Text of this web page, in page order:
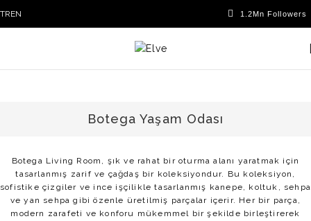
TREN
Botega Yaşam Odası
Botega Living Room, şık ve rahat bir oturma alanı yaratmak için
tasarlanmış zarif ve çağdaş bir koleksiyondur. Bu koleksiyon,
sofistike çizgiler ve ince işçilikle tasarlanmış kanepe, koltuk, sehpa
ve yan sehpa gibi özenle üretilmiş parçalar içerir. Her bir parça,
modern zarafeti ve konforu mükemmel bir şekilde birleştirerek